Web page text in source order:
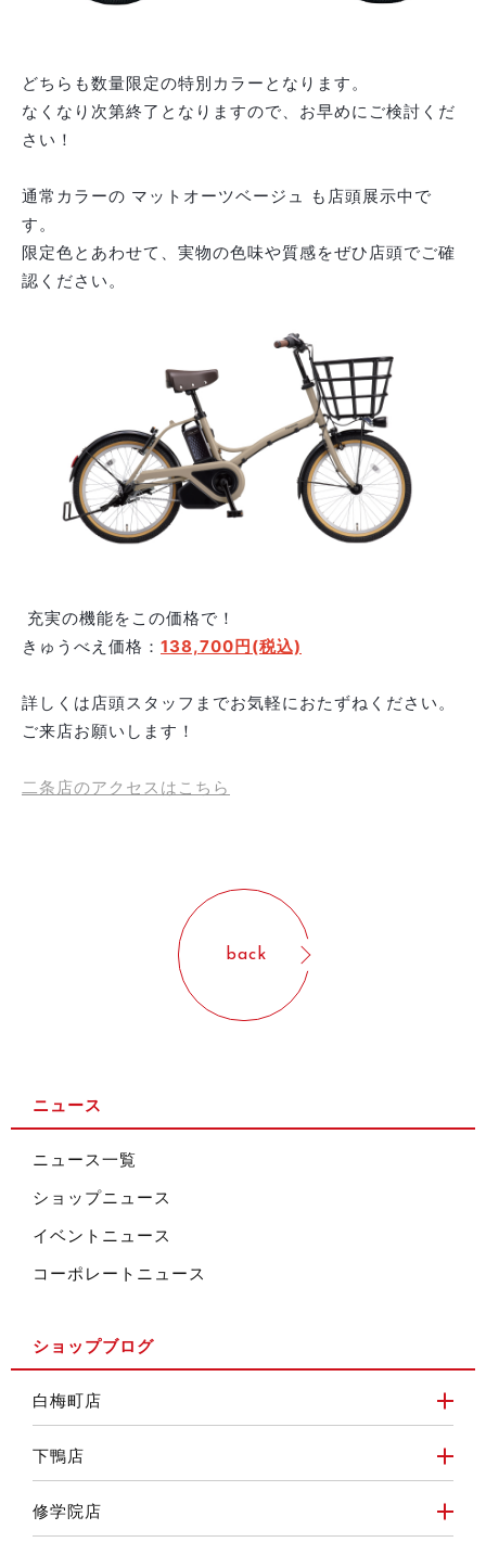
どちらも数量限定の特別カラーとなります。
なくなり次第終了となりますので、お早めにご検討くだ
さい！
通常カラーの マットオーツベージュ も店頭展示中で
す。
限定色とあわせて、実物の色味や質感をぜひ店頭でご確
認ください。
充実の機能をこの価格で！
きゅうべえ価格： 138,700円(税込)
詳しくは店頭スタッフまでお気軽におたずねください。
ご来店お願いします！
二条店のアクセスはこちら
back
ニュース
ニュース一覧
ショップニュース
イベントニュース
コーポレートニュース
ショップブログ
白梅町店
下鴨店
修学院店